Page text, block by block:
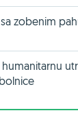
zobenim